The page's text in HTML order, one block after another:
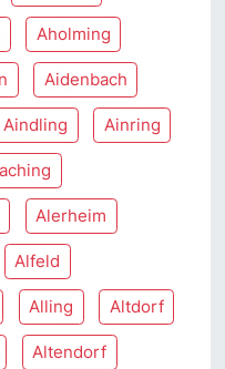
Aholming
Aidenbach
Aindling Ainring
Alerheim
Alfeld
Alling Altdorf
Altendorf